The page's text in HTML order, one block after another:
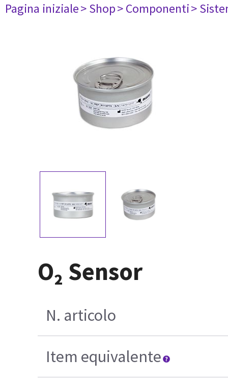
Pagina iniziale> Shop> Componenti>
O₂ Sensor
N. articolo
Item equivalente